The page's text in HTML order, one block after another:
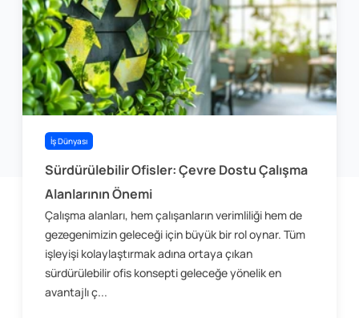
İş Dünyası
Sürdürülebilir Ofisler: Çevre Dostu Çalışma
Alanlarının Önemi
Çalışma alanları, hem çalışanların verimliliği hem de
gezegenimizin geleceği için büyük bir rol oynar. Tüm
işleyişi kolaylaştırmak adına ortaya çıkan
sürdürülebilir ofis konsepti geleceğe yönelik en
avantajlı ç...